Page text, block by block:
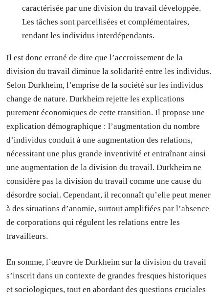
caractérisée par une division du travail développée.
Les tâches sont parcellisées et complémentaires,
rendant les individus interdépendants.
Il est donc erroné de dire que l’accroissement de la
division du travail diminue la solidarité entre les individus.
Selon Durkheim, l’emprise de la société sur les individus
change de nature. Durkheim rejette les explications
purement économiques de cette transition. Il propose une
explication démographique : l’augmentation du nombre
d’individus conduit à une augmentation des relations,
nécessitant une plus grande inventivité et entraînant ainsi
une augmentation de la division du travail. Durkheim ne
considère pas la division du travail comme une cause du
désordre social. Cependant, il reconnaît qu’elle peut mener
à des situations d’anomie, surtout amplifiées par l’absence
de corporations qui régulent les relations entre les
travailleurs.
En somme, l’œuvre de Durkheim sur la division du travail
s’inscrit dans un contexte de grandes fresques historiques
et sociologiques, tout en abordant des questions cruciales